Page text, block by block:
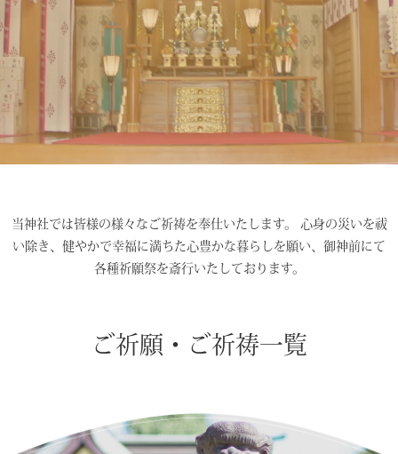
当神社では皆様の様々なご祈祷を奉仕いたします。 心身の災いを祓
い除き、健やかで幸福に満ちた心豊かな暮らしを願い、御神前にて
各種祈願祭を斎行いたしております。
ご祈願・ご祈祷一覧